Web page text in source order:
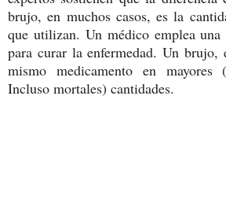
brujo, en muchos casos, es la
que utilizan. Un médico emplea
para curar la enfermedad. Un
mismo medicamento en
Incluso mortales) cantidades.